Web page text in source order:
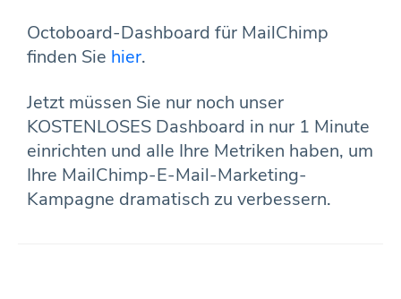
Octoboard-Dashboard für MailChimp
finden Sie hier.
Jetzt müssen Sie nur noch unser
KOSTENLOSES Dashboard in nur 1 Minute
einrichten und alle Ihre Metriken haben, um
Ihre MailChimp-E-Mail-Marketing-
Kampagne dramatisch zu verbessern.